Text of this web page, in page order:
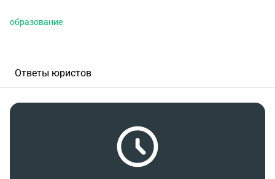
образование
Ответы юристов